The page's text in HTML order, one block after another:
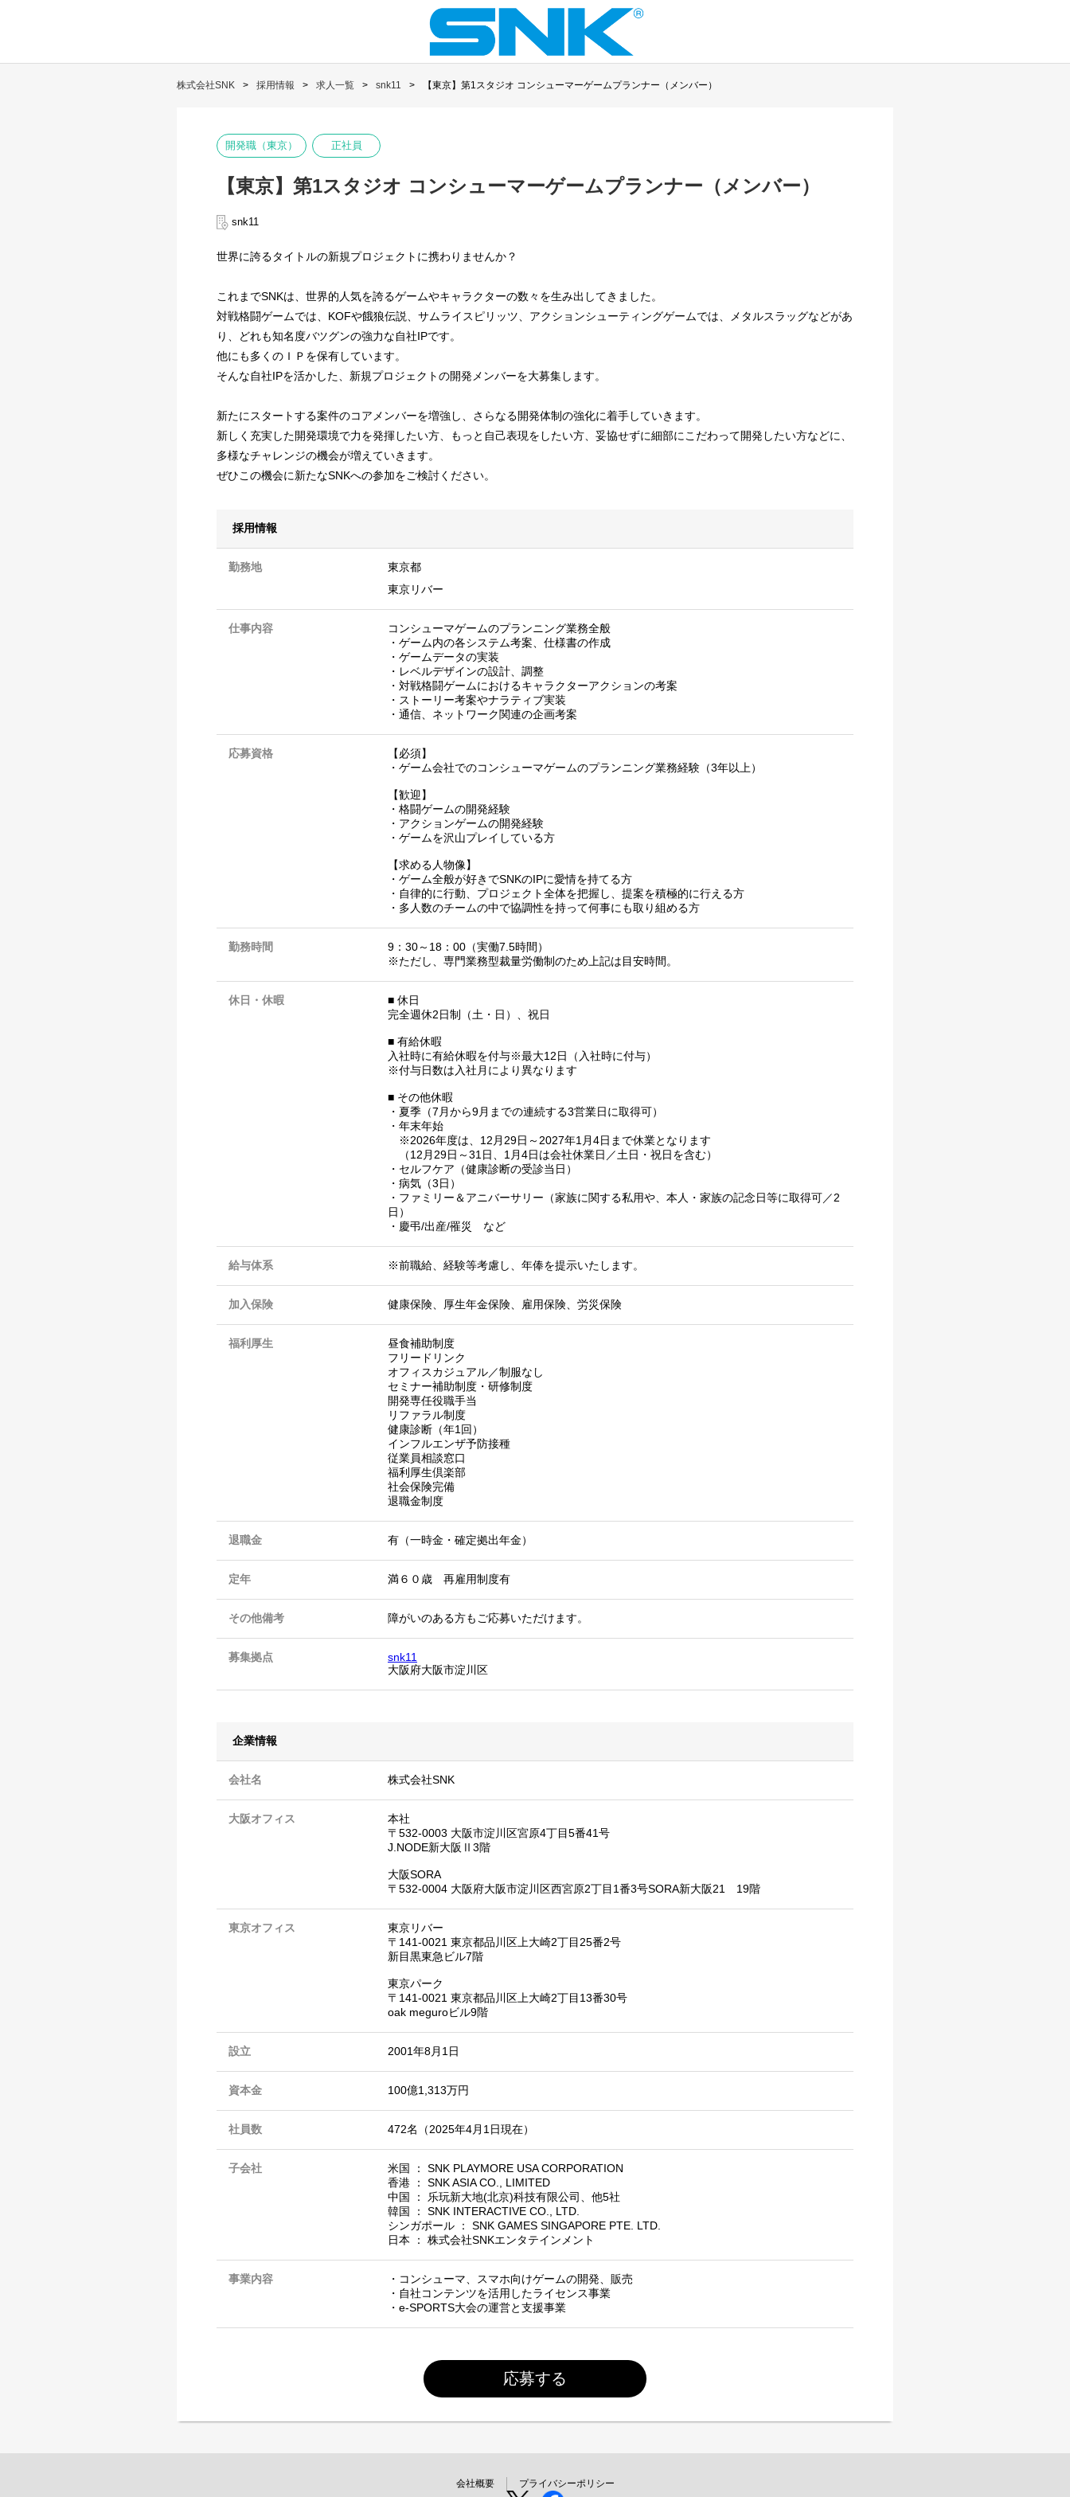
株式会社SNK 採用情報 求人一覧 snk11 【東京】第1スタジオ コンシューマーゲームプランナー（メンバー）
開発職（東京） 正社員
【東京】第1スタジオ コンシューマーゲームプランナー（メンバー）
snk11
世界に誇るタイトルの新規プロジェクトに携わりませんか？
これまでSNKは、世界的人気を誇るゲームやキャラクターの数々を生み出してきました。
対戦格闘ゲームでは、KOFや餓狼伝説、サムライスピリッツ、アクションシューティングゲームでは、メタルスラッグなどがあ
り、どれも知名度バツグンの強力な自社IPです。
他にも多くのＩＰを保有しています。
そんな自社IPを活かした、新規プロジェクトの開発メンバーを大募集します。
新たにスタートする案件のコアメンバーを増強し、さらなる開発体制の強化に着手していきます。
新しく充実した開発環境で力を発揮したい方、もっと自己表現をしたい方、妥協せずに細部にこだわって開発したい方などに、
多様なチャレンジの機会が増えていきます。
ぜひこの機会に新たなSNKへの参加をご検討ください。
採用情報
勤務地
東京都
東京リバー
仕事内容
コンシューマゲームのプランニング業務全般
・ゲーム内の各システム考案、仕様書の作成
・ゲームデータの実装
・レベルデザインの設計、調整
・対戦格闘ゲームにおけるキャラクターアクションの考案
・ストーリー考案やナラティブ実装
・通信、ネットワーク関連の企画考案
応募資格
【必須】
・ゲーム会社でのコンシューマゲームのプランニング業務経験（3年以上）
【歓迎】
・格闘ゲームの開発経験
・アクションゲームの開発経験
・ゲームを沢山プレイしている方
【求める人物像】
・ゲーム全般が好きでSNKのIPに愛情を持てる方
・自律的に行動、プロジェクト全体を把握し、提案を積極的に行える方
・多人数のチームの中で協調性を持って何事にも取り組める方
勤務時間
9：30～18：00（実働7.5時間）
※ただし、専門業務型裁量労働制のため上記は目安時間。
休日・休暇
■ 休日
完全週休2日制（土・日）、祝日
■ 有給休暇
入社時に有給休暇を付与※最大12日（入社時に付与）
※付与日数は入社月により異なります
■ その他休暇
・夏季（7月から9月までの連続する3営業日に取得可）
・年末年始
※2026年度は、12月29日～2027年1月4日まで休業となります
（12月29日～31日、1月4日は会社休業日／土日・祝日を含む）
・セルフケア（健康診断の受診当日）
・病気（3日）
・ファミリー＆アニバーサリー（家族に関する私用や、本人・家族の記念日等に取得可／2
日）
・慶弔/出産/罹災 など
給与体系 ※前職給、経験等考慮し、年俸を提示いたします。
加入保険 健康保険、厚生年金保険、雇用保険、労災保険
福利厚生
昼食補助制度
フリードリンク
オフィスカジュアル／制服なし
セミナー補助制度・研修制度
開発専任役職手当
リファラル制度
健康診断（年1回）
インフルエンザ予防接種
従業員相談窓口
福利厚生倶楽部
社会保険完備
退職金制度
退職金 有（一時金・確定拠出年金）
定年 満６０歳 再雇用制度有
その他備考 障がいのある方もご応募いただけます。
募集拠点
snk11
大阪府大阪市淀川区
企業情報
会社名 株式会社SNK
大阪オフィス
本社
〒532-0003 大阪市淀川区宮原4丁目5番41号
J.NODE新大阪Ⅱ3階
大阪SORA
〒532-0004 大阪府大阪市淀川区西宮原2丁目1番3号SORA新大阪21 19階
東京オフィス
東京リバー
〒141-0021 東京都品川区上大崎2丁目25番2号
新目黒東急ビル7階
東京パーク
〒141-0021 東京都品川区上大崎2丁目13番30号
oak meguroビル9階
設立 2001年8月1日
資本金 100億1,313万円
社員数 472名（2025年4月1日現在）
子会社
米国 ： SNK PLAYMORE USA CORPORATION
香港 ： SNK ASIA CO., LIMITED
中国 ： 乐玩新大地(北京)科技有限公司、他5社
韓国 ： SNK INTERACTIVE CO., LTD.
シンガポール ： SNK GAMES SINGAPORE PTE. LTD.
日本 ： 株式会社SNKエンタテインメント
事業内容
・コンシューマ、スマホ向けゲームの開発、販売
・自社コンテンツを活用したライセンス事業
・e-SPORTS大会の運営と支援事業
応募する
会社概要 プライバシーポリシー